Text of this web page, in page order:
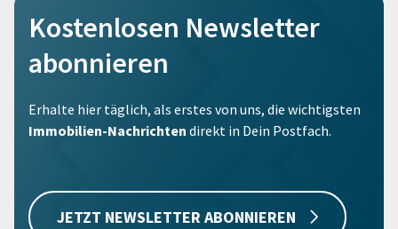
Kostenlosen Newsletter
abonnieren
Erhalte hier täglich, als erstes von uns, die wichtigsten
Immobilien-Nachrichten direkt in Dein Postfach.
JETZT NEWSLETTER ABONNIEREN